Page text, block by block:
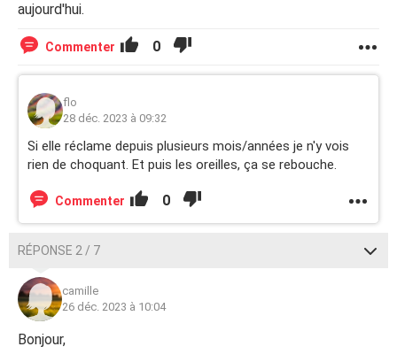
aujourd'hui.
Commenter 0
flo
28 déc. 2023 à 09:32
Si elle réclame depuis plusieurs mois/années je n'y vois
rien de choquant. Et puis les oreilles, ça se rebouche.
Commenter 0
RÉPONSE 2 / 7
camille
26 déc. 2023 à 10:04
Bonjour,